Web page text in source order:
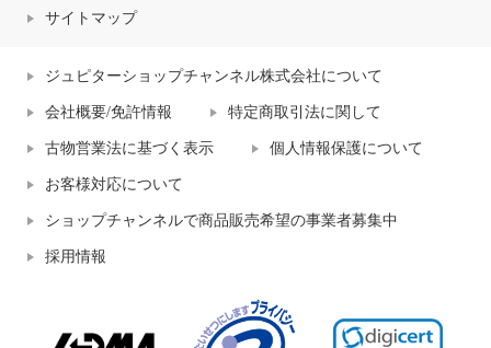
サイトマップ
ジュピターショップチャンネル株式会社について
会社概要/免許情報 特定商取引法に関して
古物営業法に基づく表示 個人情報保護について
お客様対応について
ショップチャンネルで商品販売希望の事業者募集中
採用情報